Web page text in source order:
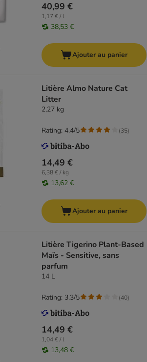
40,99 €
1,17 € / l
38,53 €
Ajouter au panier
Litière Almo Nature Cat
Litter
2,27 kg
14,49 €
6,38 € / kg
13,62 €
Rating: 4.4/5 (35)
Ajouter au panier
Litière Tigerino Plant-Based
Maïs - Sensitive, sans
parfum
14 L
14,49 €
1,04 € / l
13,48 €
Rating: 3.3/5 (40)